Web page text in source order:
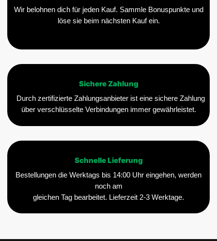
Wir belohnen dich für jeden Kauf. Sammle Bonuspunkte und
löse sie beim nächsten Kauf ein.
Sichere Zahlung
Durch zertifizierte Zahlungsanbieter ist eine sichere Zahlung
über verschlüsselte Verbindungen immer gewährleistet.
Schnelle Lieferung
Bestellungen die Werktags bis 14:00 Uhr eingehen, werden
noch am
gleichen Tag bearbeitet. Lieferzeit 2-3 Werktage.